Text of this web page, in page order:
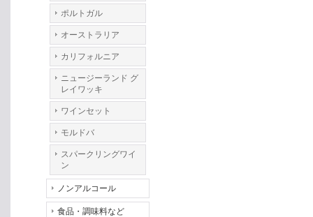
ポルトガル
オーストラリア
カリフォルニア
ニュージーランド グ
レイワッキ
ワインセット
モルドバ
スパークリングワイ
ン
ノンアルコール
食品・調味料など